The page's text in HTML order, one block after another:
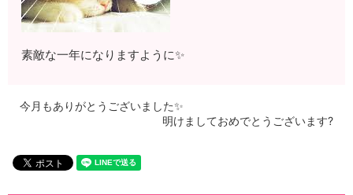
素敵な一年になりますように✨
今月もありがとうございました✨
明けましておめでとうございます?